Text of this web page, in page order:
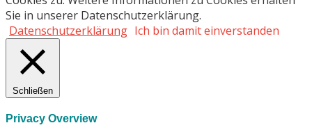
Sie in unserer Datenschutzerklärung.
Datenschutzerklärung Ich bin damit einverstanden
Schließen
Privacy Overview